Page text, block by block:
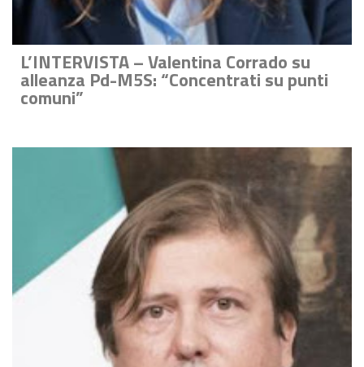
L’INTERVISTA – Valentina Corrado su
alleanza Pd-M5S: “Concentrati su punti
comuni”